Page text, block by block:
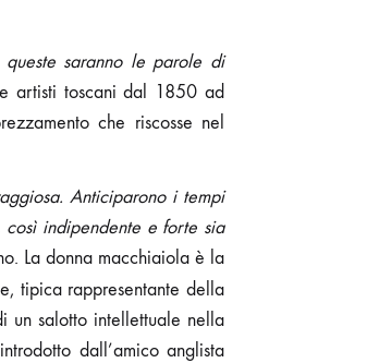
saranno le parole di
artisti toscani dal 1850 ad
che riscosse nel
Anticiparono i tempi
indipendente e forte sia
La donna macchiaiola è la
tipica rappresentante della
un salotto intellettuale nella
dall’amico anglista